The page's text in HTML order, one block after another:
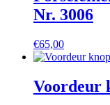
Nr. 3006
€65,00
Voordeur